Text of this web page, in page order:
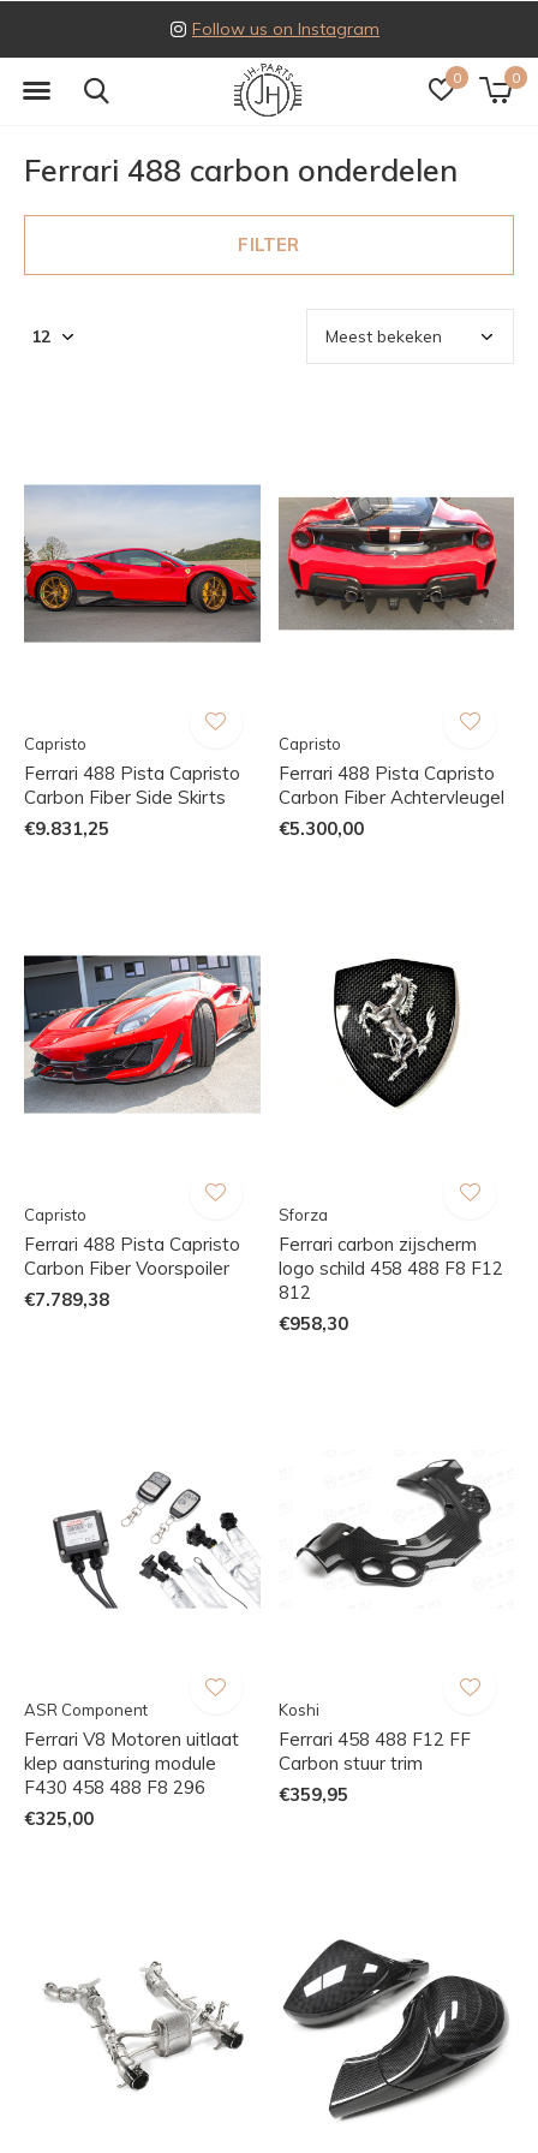
0 0
Follow us on Instagram
Ferrari 488 carbon onderdelen
FILTER
Capristo
Ferrari 488 Pista Capristo
Carbon Fiber Side Skirts
€9.831,25
Capristo
Ferrari 488 Pista Capristo
Carbon Fiber Achtervleugel
€5.300,00
Capristo
Ferrari 488 Pista Capristo
Carbon Fiber Voorspoiler
€7.789,38
Sforza
Ferrari carbon zijscherm
logo schild 458 488 F8 F12
812
€958,30
ASR Component
Ferrari V8 Motoren uitlaat
klep aansturing module
F430 458 488 F8 296
€325,00
Koshi
Ferrari 458 488 F12 FF
Carbon stuur trim
€359,95